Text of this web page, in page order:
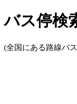
バス停検
(全国にある路線バ